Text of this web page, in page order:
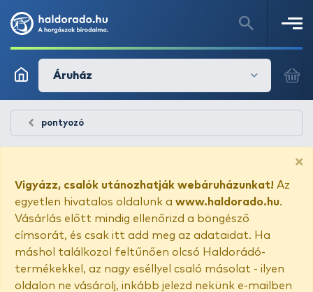
Áruház
pontyozó
×
Vigyázz, csalók utánozhatják webáruházunkat! Az
egyetlen hivatalos oldalunk a www.haldorado.hu.
Vásárlás előtt mindig ellenőrizd a böngésző
címsorát, és csak itt add meg az adataidat. Ha
máshol találkozol feltűnően olcsó Haldorádó-
termékekkel, az nagy eséllyel csaló másolat - ilyen
oldalon ne vásárolj, inkább jelezd nekünk e-mailben